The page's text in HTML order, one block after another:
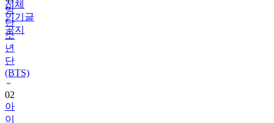
전체
인기글
공지
방
탄
소
년
단
(BTS)
02
아
이